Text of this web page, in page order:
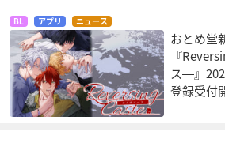
BL アプリ ニュース
おとめ堂
『
ス―』
登録受付